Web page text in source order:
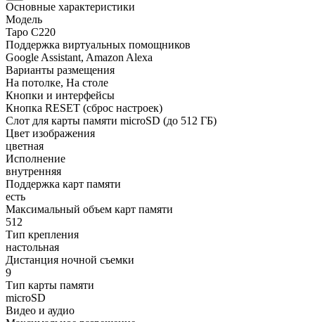
Основные характеристики
Модель
Tapo C220
Поддержка виртуальных помощников
Google Assistant, Amazon Alexa
Варианты размещения
На потолке, На столе
Кнопки и интерфейсы
Кнопка RESET (сброс настроек)
Слот для карты памяти microSD (до 512 ГБ)
Цвет изображения
цветная
Исполнение
внутренняя
Поддержка карт памяти
есть
Максимальный объем карт памяти
512
Тип крепления
настольная
Дистанция ночной съемки
9
Тип карты памяти
microSD
Видео и аудио